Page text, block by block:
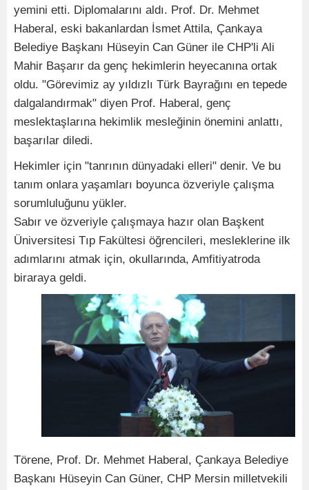
yemini etti. Diplomalarını aldı. Prof. Dr. Mehmet
Haberal, eski bakanlardan İsmet Attila, Çankaya
Belediye Başkanı Hüseyin Can Güner ile CHP'li Ali
Mahir Başarır da genç hekimlerin heyecanına ortak
oldu. "Görevimiz ay yıldızlı Türk Bayrağını en tepede
dalgalandırmak" diyen Prof. Haberal, genç
meslektaşlarına hekimlik mesleğinin önemini anlattı,
başarılar diledi.
Hekimler için "tanrının dünyadaki elleri" denir. Ve bu
tanım onlara yaşamları boyunca özveriyle çalışma
sorumluluğunu yükler.
Sabır ve özveriyle çalışmaya hazır olan Başkent
Üniversitesi Tıp Fakültesi öğrencileri, mesleklerine ilk
adımlarını atmak için, okullarında, Amfitiyatroda
biraraya geldi.
Törene, Prof. Dr. Mehmet Haberal, Çankaya Belediye
Başkanı Hüseyin Can Güner, CHP Mersin milletvekili